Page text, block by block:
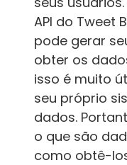
API do Tweet
pode gerar
obter os
isso é muito
seu próprio
dados.
o que são
como obtê-